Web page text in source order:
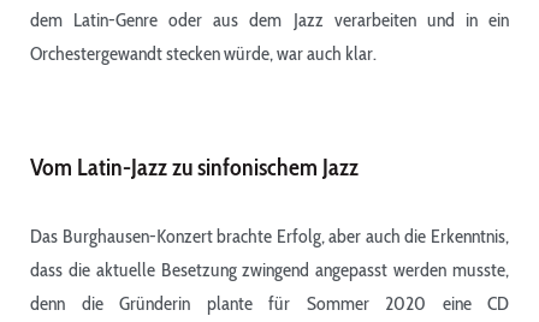
dem Latin-Genre oder aus dem Jazz verarbeiten und in ein
Orchestergewandt stecken würde, war auch klar.
Vom Latin-Jazz zu sinfonischem Jazz
Das Burghausen-Konzert brachte Erfolg, aber auch die Erkenntnis,
dass die aktuelle Besetzung zwingend angepasst werden musste,
denn die Gründerin plante für Sommer 2020 eine CD